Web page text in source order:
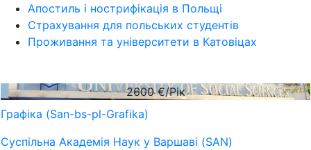
Апостиль і нострифікація в Польщі
Страхування для польських студентів
Проживання та університети в Катовіцах
2600€/Рік
Графіка (San-bs-pl-Grafika)
Суспільна Академія Наук у Варшаві (SAN)